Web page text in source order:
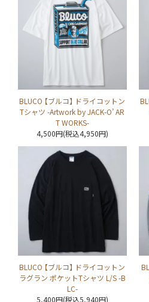
BLUCO 【ブルコ】 ドライコットン
Tシャツ -Artwork by JACK-O’ AR
T WORKS-
4,500円(税込4,950円)
BLUCO 【ブルコ】 ドライコットン
ラグラン ポケットTシャツ L/S -B
LC-
5,400円(税込5,940円)